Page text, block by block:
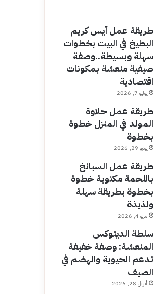
طريقة عمل آيس كريم
البطيخ في البيت بخطوات
سهلة وبسيطة..وصفة
صيفية منعشة بمكونات
اقتصادية
يوليو 7, 2026
طريقة عمل حلاوة
المولد في المنزل خطوة
بخطوة
يونيو 29, 2026
طريقة عمل السبانخ
باللحمة مكتوبة خطوة
بخطوة بطريقة سهلة
ولذيذة
مايو 4, 2026
سلطة الديتوكس
المنعشة: وصفة خفيفة
تدعم الحيوية والهضم في
الصيف
أبريل 28, 2026